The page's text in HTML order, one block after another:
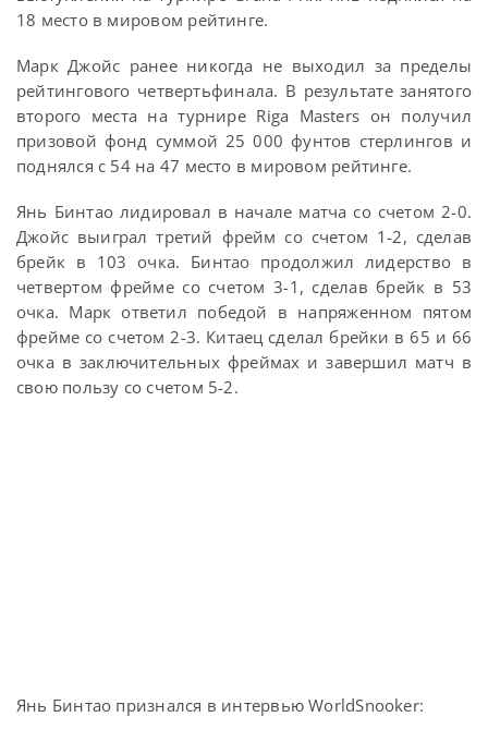
18 место в мировом рейтинге.
Марк Джойс ранее никогда не выходил за пределы
рейтингового четвертьфинала. В результате занятого
второго места на турнире Riga Masters он получил
призовой фонд суммой 25 000 фунтов стерлингов и
поднялся с 54 на 47 место в мировом рейтинге.
Янь Бинтао лидировал в начале матча со счетом 2-0.
Джойс выиграл третий фрейм со счетом 1-2, сделав
брейк в 103 очка. Бинтао продолжил лидерство в
четвертом фрейме со счетом 3-1, сделав брейк в 53
очка. Марк ответил победой в напряженном пятом
фрейме со счетом 2-3. Китаец сделал брейки в 65 и 66
очка в заключительных фреймах и завершил матч в
свою пользу со счетом 5-2.
Янь Бинтао признался в интервью WorldSnooker: